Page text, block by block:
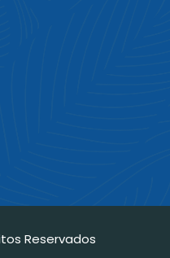
Reservados